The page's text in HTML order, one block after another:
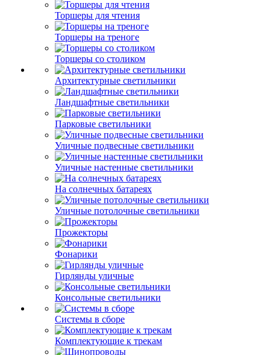
Торшеры для чтения
Торшеры на треноге
Торшеры со столиком
Архитектурные светильники
Ландшафтные светильники
Парковые светильники
Уличные подвесные светильники
Уличные настенные светильники
На солнечных батареях
Уличные потолочные светильники
Прожекторы
Фонарики
Гирлянды уличные
Консольные светильники
Системы в сборе
Комплектующие к трекам